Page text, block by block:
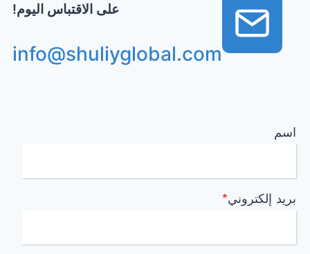
على الاقتباس اليوم!
info@shuliyglobal.com
اسم
بريد إلكتروني*